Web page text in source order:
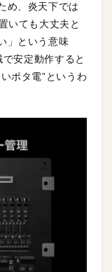
め、炎天下では
いても大丈夫と
」という意味
安定動作すると
ポタ電”というわ